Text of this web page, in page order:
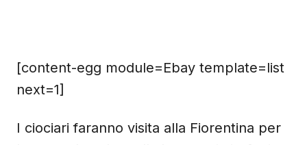
[content-egg module=Ebay template=list
next=1]
I ciociari faranno visita alla Fiorentina per